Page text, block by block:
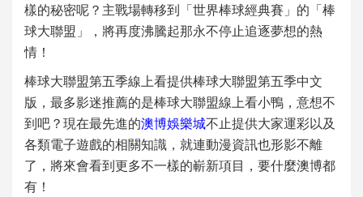
樣的秘密呢？主戰場轉移到「世界棒球經典賽」的「棒
球大聯盟 」，將再度沸騰起那永不停止追逐夢想的熱
情！
棒球大聯盟第五季線上看提供棒球大聯盟第五季中文
版 ，最多影迷推薦的是棒球大聯盟線上看小鴨 ，意想不
到吧？現在最先進的澳博娛樂城不止提供大家運彩以及
各類電子遊戲的相關知識，就連動漫資訊也形影不離
了，將來會看到更多不一樣的嶄新項目，要什麼澳博都
有！